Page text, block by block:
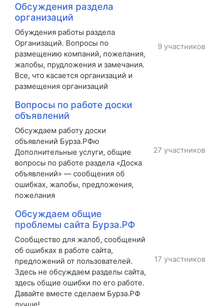
Обсуждения раздела
организаций
Обуждения работы раздела
Организаций. Вопросы по
размещению компаний, пожелания,
жалобы, прудложения и замечания.
Все, что касается организаций и
размещения организаций
9 участников
Вопросы по работе доски
объявлений
Обсуждаем работу доски
объявлений Бурза.РФю
Дополнительные услуги, общие
вопросы по работе раздела «Доска
объявлений» — сообщения об
ошибках, жалобы, предложения,
пожелания
27 участников
Обсуждаем общие
проблемы сайта Бурза.РФ
Сообщество для жалоб, сообщений
об ошибках в работе сайта,
предложений от пользователей.
Здесь не обсуждаем разделы сайта,
здесь общие ошибки по его работе.
Давайте вместе сделаем Бурза.РФ
17 участников